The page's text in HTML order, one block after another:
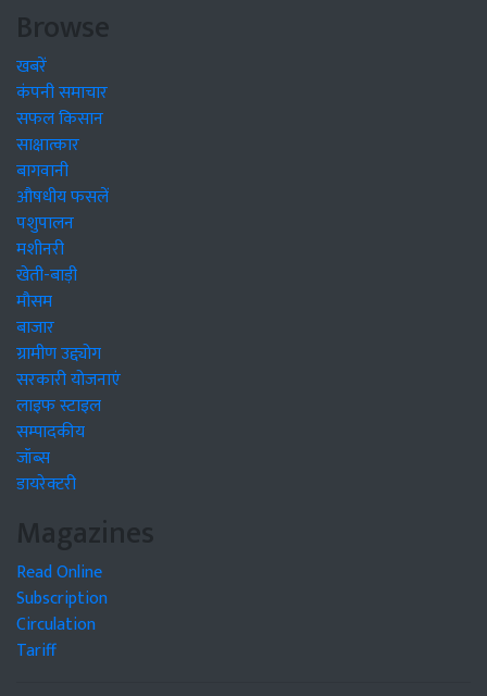
Browse
खबरें
कंपनी समाचार
सफल किसान
साक्षात्कार
बागवानी
औषधीय फसलें
पशुपालन
मशीनरी
खेती-बाड़ी
मौसम
बाजार
ग्रामीण उद्द्योग
सरकारी योजनाएं
लाइफ स्टाइल
सम्पादकीय
जॉब्स
डायरेक्टरी
Magazines
Read Online
Subscription
Circulation
Tariff